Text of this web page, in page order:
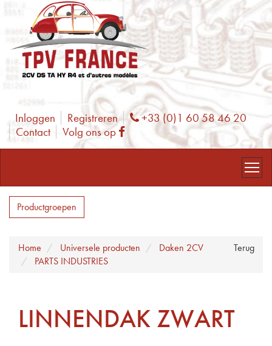
Inloggen Registreren Phone
+33 (0)1 60 58 46 20
Contact
Volg ons op Facebook
Productgroepen
Terug
Home Universele producten
Daken 2CV
PARTS INDUSTRIES
LINNENDAK ZWART